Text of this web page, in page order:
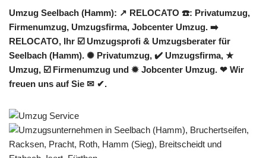
Umzug Seelbach (Hamm): ↗️ RELOCATO ☎️: Privatumzug,
Firmenumzug, Umzugsfirma, Jobcenter Umzug. ➡️
RELOCATO, Ihr ☑️ Umzugsprofi & Umzugsberater für
Seelbach (Hamm). ✺ Privatumzug, ✔️ Umzugsfirma, ★
Umzug, ☑️ Firmenumzug und ✹ Jobcenter Umzug. ❤ Wir
freuen uns auf Sie ✉ ✔.